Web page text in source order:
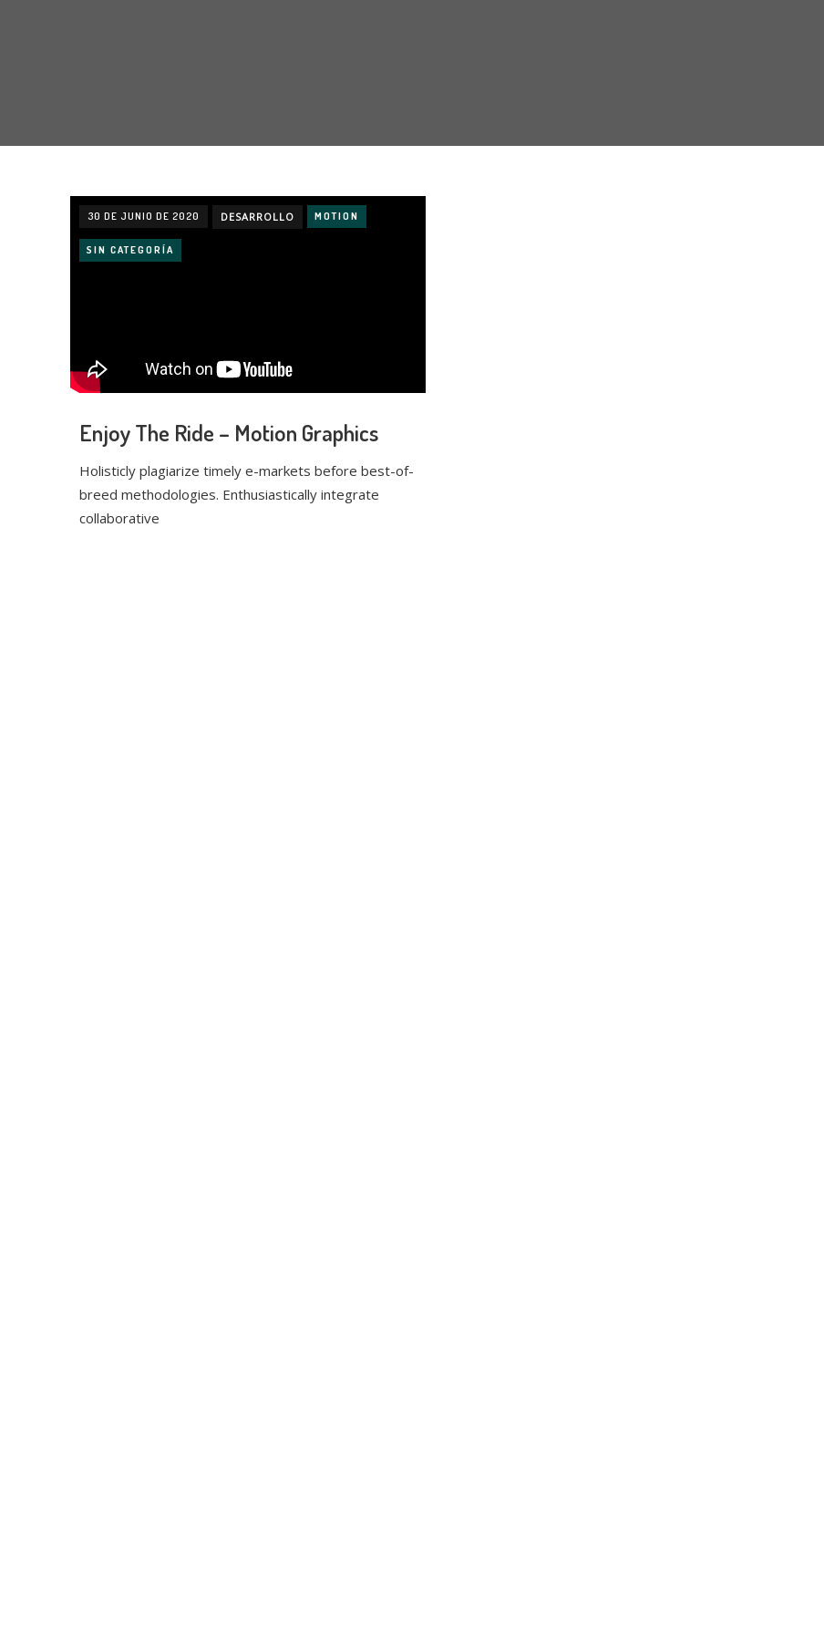
30 DE JUNIO DE 2020 DESARROLLO MOTION
SIN CATEGORÍA
Enjoy The Ride – Motion Graphics
Holisticly plagiarize timely e-markets before best-of-
breed methodologies. Enthusiastically integrate
collaborative